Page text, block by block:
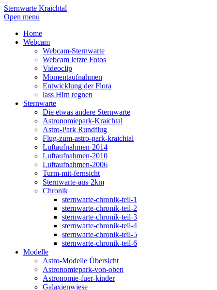
Sternwarte Kraichtal
Open menu
Home
Webcam
Webcam-Sternwarte
Webcam letzte Fotos
Videoclip
Momentaufnahmen
Entwicklung der Flora
lass Hirn regnen
Sternwarte
Die etwas andere Sternwarte
Astronomiepark-Kraichtal
Astro-Park Rundflug
Flug-zum-astro-park-kraichtal
Luftaufnahmen-2014
Luftaufnahmen-2010
Luftaufnahmen-2006
Turm-mit-fernsicht
Sternwarte-aus-2km
Chronik
sternwarte-chronik-teil-1
sternwarte-chronik-teil-2
sternwarte-chronik-teil-3
sternwarte-chronik-teil-4
sternwarte-chronik-teil-5
sternwarte-chronik-teil-6
Modelle
Astro-Modelle Übersicht
Astronomiepark-von-oben
Astronomie-fuer-kinder
Galaxienwiese